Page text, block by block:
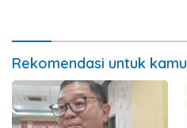
Rekomendasi untuk kamu